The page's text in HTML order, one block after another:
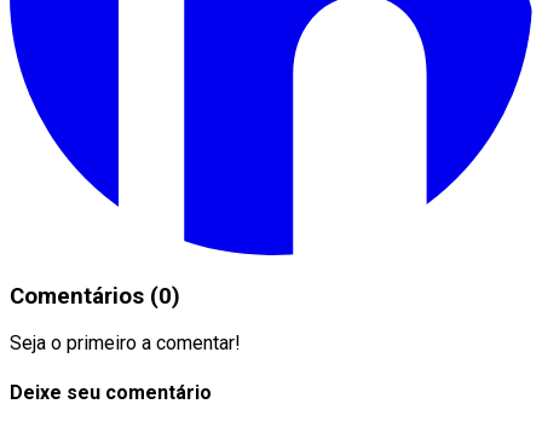
Comentários (0)
Seja o primeiro a comentar!
Deixe seu comentário